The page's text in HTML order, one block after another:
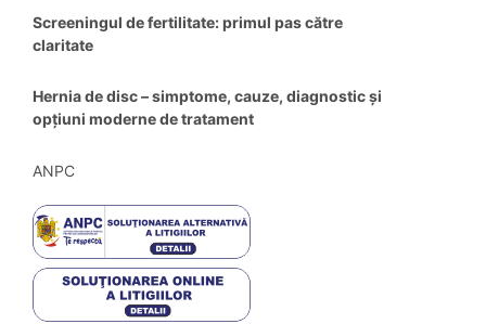
Screeningul de fertilitate: primul pas către
claritate
Hernia de disc – simptome, cauze, diagnostic și
opțiuni moderne de tratament
ANPC